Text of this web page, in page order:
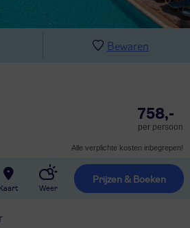
Bewaren
758,-
per persoon
Alle verplichte kosten inbegrepen!
Kaart Weer
Prijzen & Boeken